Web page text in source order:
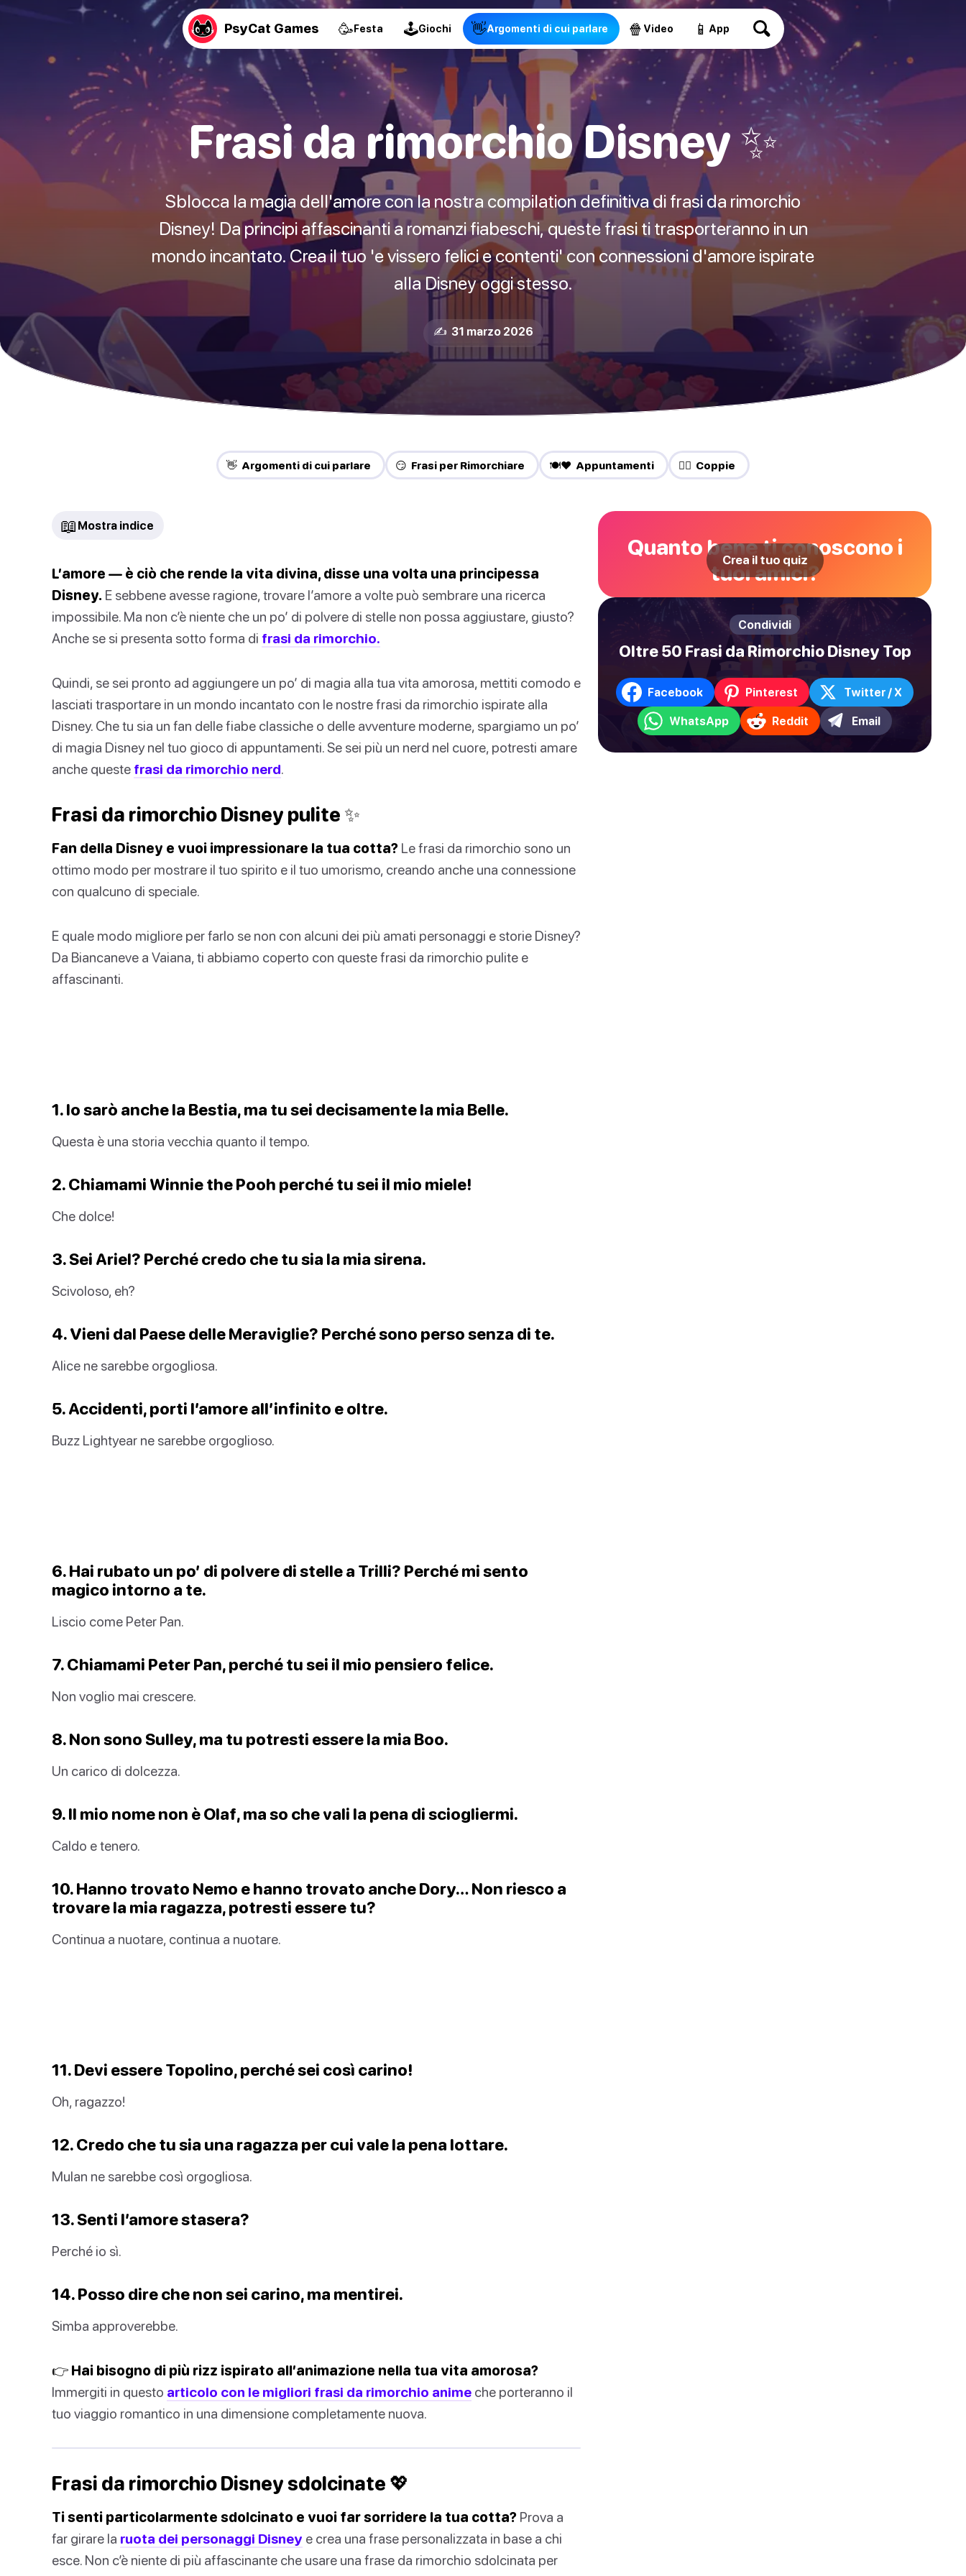
PsyCat Games 🥳Festa 🕹Giochi 👋Argomenti di cui parlare 🍿 Video 📱 App
Frasi da rimorchio Disney ✨
Sblocca la magia dell'amore con la nostra compilation definitiva di frasi da rimorchio
Disney! Da principi affascinanti a romanzi fiabeschi, queste frasi ti trasporteranno in un
mondo incantato. Crea il tuo 'e vissero felici e contenti' con connessioni d'amore ispirate
alla Disney oggi stesso.
✍️ 31 marzo 2026
👋 Argomenti di cui parlare 😏 Frasi per Rimorchiare 🍽️❤️ Appuntamenti ❤️‍🔥 Coppie
📖 Mostra indice
L’amore — è ciò che rende la vita divina, disse una volta una principessa
Disney. E sebbene avesse ragione, trovare l’amore a volte può sembrare una ricerca
impossibile. Ma non c’è niente che un po’ di polvere di stelle non possa aggiustare, giusto?
Anche se si presenta sotto forma di frasi da rimorchio.
Quindi, se sei pronto ad aggiungere un po’ di magia alla tua vita amorosa, mettiti comodo e
lasciati trasportare in un mondo incantato con le nostre frasi da rimorchio ispirate alla
Disney. Che tu sia un fan delle fiabe classiche o delle avventure moderne, spargiamo un po’
di magia Disney nel tuo gioco di appuntamenti. Se sei più un nerd nel cuore, potresti amare
anche queste frasi da rimorchio nerd.
Frasi da rimorchio Disney pulite ✨
Fan della Disney e vuoi impressionare la tua cotta? Le frasi da rimorchio sono un
ottimo modo per mostrare il tuo spirito e il tuo umorismo, creando anche una connessione
con qualcuno di speciale.
E quale modo migliore per farlo se non con alcuni dei più amati personaggi e storie Disney?
Da Biancaneve a Vaiana, ti abbiamo coperto con queste frasi da rimorchio pulite e
affascinanti.
1. Io sarò anche la Bestia, ma tu sei decisamente la mia Belle.
Questa è una storia vecchia quanto il tempo.
2. Chiamami Winnie the Pooh perché tu sei il mio miele!
Che dolce!
3. Sei Ariel? Perché credo che tu sia la mia sirena.
Scivoloso, eh?
4. Vieni dal Paese delle Meraviglie? Perché sono perso senza di te.
Alice ne sarebbe orgogliosa.
5. Accidenti, porti l’amore all’infinito e oltre.
Buzz Lightyear ne sarebbe orgoglioso.
6. Hai rubato un po’ di polvere di stelle a Trilli? Perché mi sento
magico intorno a te.
Liscio come Peter Pan.
7. Chiamami Peter Pan, perché tu sei il mio pensiero felice.
Non voglio mai crescere.
8. Non sono Sulley, ma tu potresti essere la mia Boo.
Un carico di dolcezza.
9. Il mio nome non è Olaf, ma so che vali la pena di sciogliermi.
Caldo e tenero.
10. Hanno trovato Nemo e hanno trovato anche Dory… Non riesco a
trovare la mia ragazza, potresti essere tu?
Continua a nuotare, continua a nuotare.
11. Devi essere Topolino, perché sei così carino!
Oh, ragazzo!
12. Credo che tu sia una ragazza per cui vale la pena lottare.
Mulan ne sarebbe così orgogliosa.
13. Senti l’amore stasera?
Perché io sì.
14. Posso dire che non sei carino, ma mentirei.
Simba approverebbe.
👉 Hai bisogno di più rizz ispirato all’animazione nella tua vita amorosa?
Immergiti in questo articolo con le migliori frasi da rimorchio anime che porteranno il
tuo viaggio romantico in una dimensione completamente nuova.
Frasi da rimorchio Disney sdolcinate 💖
Ti senti particolarmente sdolcinato e vuoi far sorridere la tua cotta? Prova a
far girare la ruota dei personaggi Disney e crea una frase personalizzata in base a chi
esce. Non c’è niente di più affascinante che usare una frase da rimorchio sdolcinata per
Quanto bene ti conoscono i
tuoi amici?
Crea il tuo quiz
Condividi
Oltre 50 Frasi da Rimorchio Disney Top
Facebook Pinterest Twitter / X
WhatsApp Reddit Email